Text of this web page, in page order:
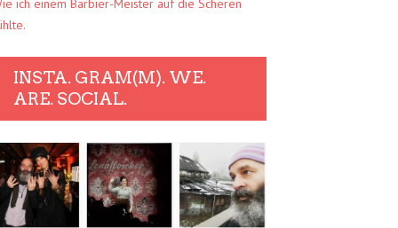
ich einem Barbier-Meister auf die Scheren
INSTA. GRAM(M). WE.
ARE. SOCIAL.